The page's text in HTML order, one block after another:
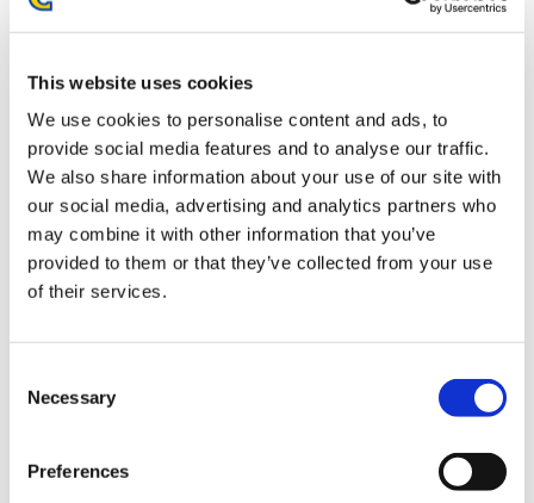
This website uses cookies
We use cookies to personalise content and ads, to
provide social media features and to analyse our traffic.
We also share information about your use of our site with
our social media, advertising and analytics partners who
may combine it with other information that you’ve
provided to them or that they’ve collected from your use
of their services.
Selection
Necessary
Preferences
『モンスターハンターワイルズ』アイルーテディ ルームウ
14,980円(税込)
モンスターハンター モンでふぉ ぬいぐるみ メル・ゼナ